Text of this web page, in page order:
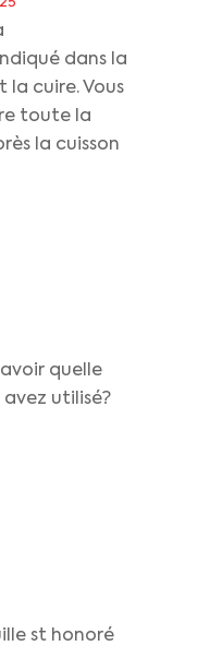
dans la
cuire. Vous
toute la
la cuisson
quelle
utilisé?
st honoré